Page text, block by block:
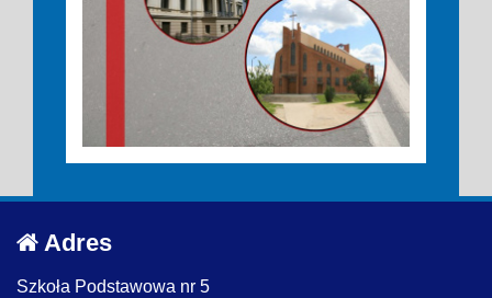
Adres
Szkoła Podstawowa nr 5